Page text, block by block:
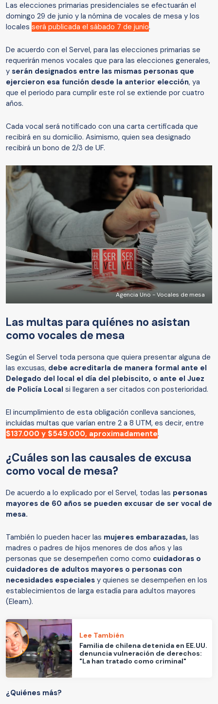
Las elecciones primarias presidenciales se efectuarán el
domingo 29 de junio y la nómina de vocales de mesa y los
locales será publicada el sábado 7 de junio.
De acuerdo con el Servel, para las elecciones primarias se
requerirán menos vocales que para las elecciones generales,
y serán designados entre las mismas personas que
ejercieron esa función desde la anterior elección, ya
que el periodo para cumplir este rol se extiende por cuatro
años.
Cada vocal será notificado con una carta certificada que
recibirá en su domicilio. Asimismo, quien sea designado
recibirá un bono de 2/3 de UF.
Agencia Uno - Vocales de mesa
Las multas para quiénes no asistan
como vocales de mesa
Según el Servel toda persona que quiera presentar alguna de
las excusas, debe acreditarla de manera formal ante el
Delegado del local el día del plebiscito, o ante el Juez
de Policía Local si llegaren a ser citados con posterioridad.
El incumplimiento de esta obligación conlleva sanciones,
incluidas multas que varían entre 2 a 8 UTM, es decir, entre
$137.000 y $549.000, aproximadamente.
¿Cuáles son las causales de excusa
como vocal de mesa?
De acuerdo a lo explicado por el Servel, todas las personas
mayores de 60 años se pueden excusar de ser vocal de
mesa.
También lo pueden hacer las mujeres embarazadas, las
madres o padres de hijos menores de dos años y las
personas que se desempeñen como como cuidadoras o
cuidadores de adultos mayores o personas con
necesidades especiales y quienes se desempeñen en los
establecimientos de larga estadía para adultos mayores
(Eleam).
Lee También
Familia de chilena detenida en EE.UU.
denuncia vulneración de derechos:
"La han tratado como criminal"
¿Quiénes más?